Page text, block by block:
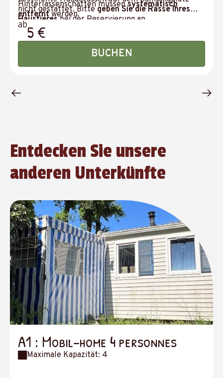
Hinterlassenschaften müssensystematisch
entferntwerden.
nicht gestattet. Bittegeben Sie die Rasse Ihres
Haustieresbei der Reservierung an.
ab5 €
BUCHEN
Entdecken Sie unsere
anderen Unterkünfte
A1 : Mobil-home 4 personnes
Maximale Kapazität: 4